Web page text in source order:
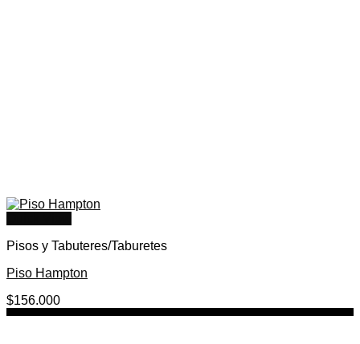
Pisos y Tabuteres/Taburetes
Piso Hampton
$156.000